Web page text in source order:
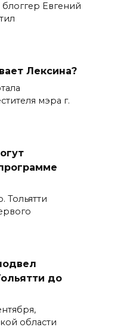
Евгений
Лексина?
мэра г.
Тольятти
до
области